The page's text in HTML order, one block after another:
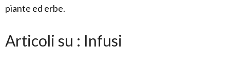
piante ed erbe.
Articoli su : Infusi